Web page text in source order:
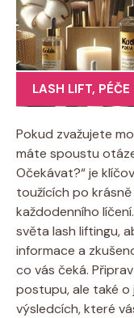
LASH LIFT,
Pokud zvažujete
máte spoustu
Očekávat?“ je
toužících po
každodenního
světa lash liftingu,
informace a
co vás čeká.
postupu, ale také o
výsledcích, které